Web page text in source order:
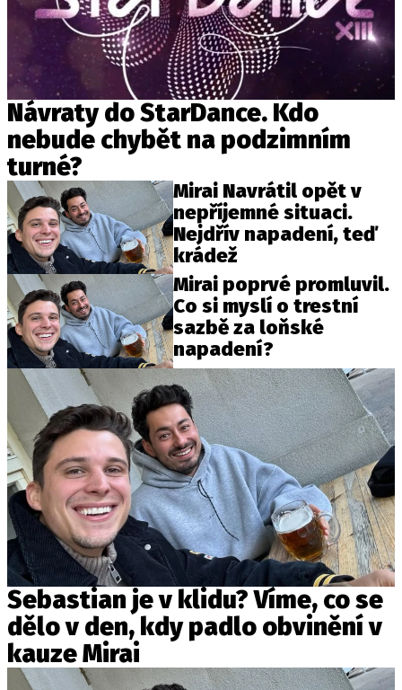
Návraty do StarDance. Kdo
nebude chybět na podzimním
turné?
Mirai Navrátil opět v
nepříjemné situaci.
Nejdřív napadení, teď
krádež
Mirai poprvé promluvil.
Co si myslí o trestní
sazbě za loňské
napadení?
Sebastian je v klidu? Víme, co se
dělo v den, kdy padlo obvinění v
kauze Mirai